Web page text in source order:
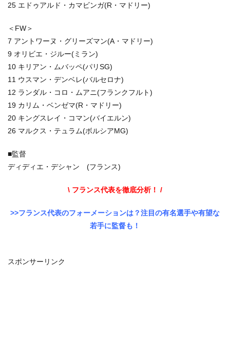
25 エドゥアルド・カマビンガ(R・マドリー)
＜FW＞
7 アントワーヌ・グリーズマン(A・マドリー)
9 オリビエ・ジルー(ミラン)
10 キリアン・ムバッペ(パリSG)
11 ウスマン・デンベレ(バルセロナ)
12 ランダル・コロ・ムアニ(フランクフルト)
19 カリム・ベンゼマ(R・マドリー)
20 キングスレイ・コマン(バイエルン)
26 マルクス・テュラム(ボルシアMG)
■監督
ディディエ・デシャン (フランス)
\ フランス代表を徹底分析！ /
>>フランス代表のフォーメーションは？注目の有名選手や有望な
若手に監督も！
スポンサーリンク